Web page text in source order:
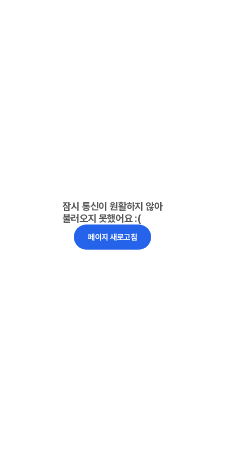
잠시 통신이 원활하지 않아
불러오지 못했어요 :(
페이지 새로고침